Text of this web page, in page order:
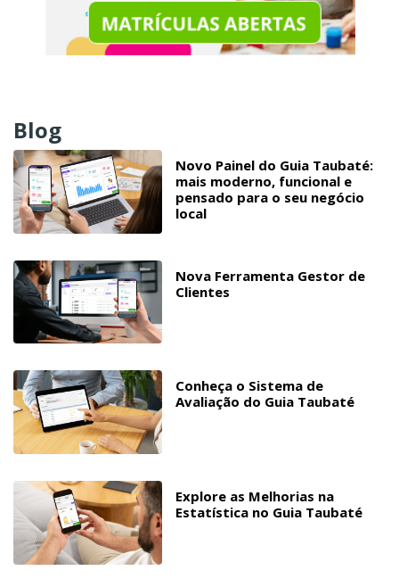
Blog
Novo Painel do Guia Taubaté:
mais moderno, funcional e
pensado para o seu negócio
local
Nova Ferramenta Gestor de
Clientes
Conheça o Sistema de
Avaliação do Guia Taubaté
Explore as Melhorias na
Estatística no Guia Taubaté